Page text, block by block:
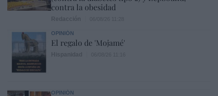
contra la obesidad
OPINIÓN
El regalo de 'Mojamé'
OPINIÓN